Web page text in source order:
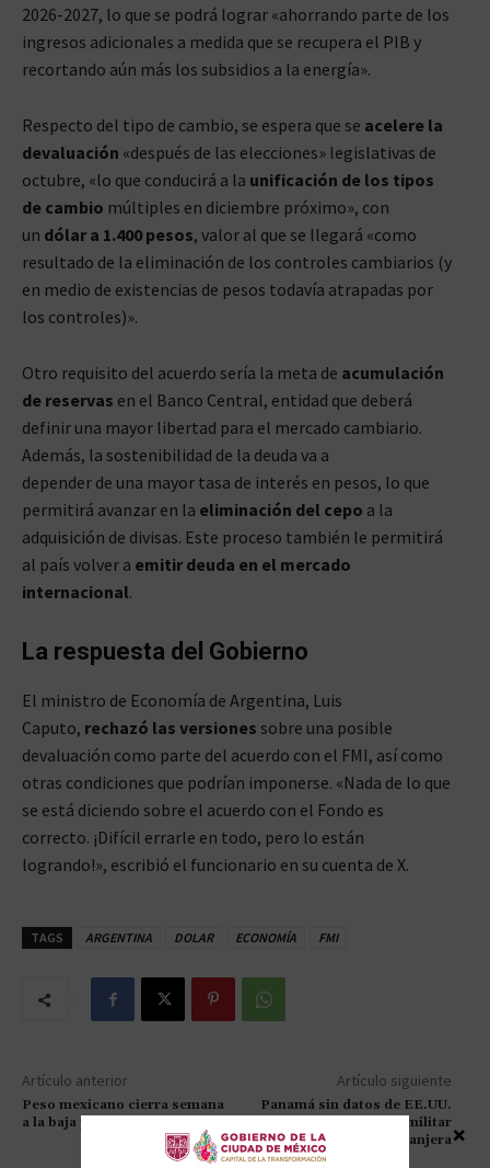
2026-2027, lo que se podrá lograr «ahorrando parte de los
ingresos adicionales a medida que se recupera el PIB y
recortando aún más los subsidios a la energía».
Respecto del tipo de cambio, se espera que se acelere la
devaluación «después de las elecciones» legislativas de
octubre, «lo que conducirá a la unificación de los tipos
de cambio múltiples en diciembre próximo», con
un dólar a 1.400 pesos, valor al que se llegará «como
resultado de la eliminación de los controles cambiarios (y
en medio de existencias de pesos todavía atrapadas por
los controles)».
Otro requisito del acuerdo sería la meta de acumulación
de reservas en el Banco Central, entidad que deberá
definir una mayor libertad para el mercado cambiario.
Además, la sostenibilidad de la deuda va a
depender de una mayor tasa de interés en pesos, lo que
permitirá avanzar en la eliminación del cepo a la
adquisición de divisas. Este proceso también le permitirá
al país volver a emitir deuda en el mercado
internacional.
La respuesta del Gobierno
El ministro de Economía de Argentina, Luis
Caputo, rechazó las versiones sobre una posible
devaluación como parte del acuerdo con el FMI, así como
otras condiciones que podrían imponerse. «Nada de lo que
se está diciendo sobre el acuerdo con el Fondo es
correcto. ¡Difícil errarle en todo, pero lo están
logrando!», escribió el funcionario en su cuenta de X.
TAGS ARGENTINA DOLAR ECONOMÍA FMI
Artículo anterior
Peso mexicano cierra semana
a la baja por Trump
Artículo siguiente
Panamá sin datos de EE.UU.
sobre presencia militar
extranjera×